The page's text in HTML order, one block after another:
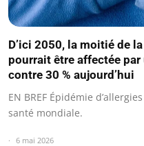
D’ici 2050, la moitié de
pourrait être affectée
contre 30 % aujourd’hui
EN BREF Épidémie
santé mondiale.
6 mai 2026